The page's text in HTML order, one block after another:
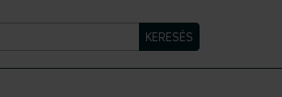
KERESÉS